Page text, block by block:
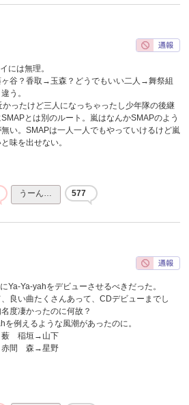
には無理。
谷？香取→玉森？どうでもいい二人→舞祭組
う。
かったけど三人になっちゃったし少年隊の後継
とは別のルート。嵐はなんかSMAPのよう
い。SMAPは一人一人でもやっていけるけど嵐
味を出せない。
うーん… 577
Ya-Ya-yahをデビューさせるべきだった。
良い曲たくさんあって、CDデビューまでし
度凄かったのに何故？
を例えるような風潮があったのに。
稲垣→山下
間 森→星野